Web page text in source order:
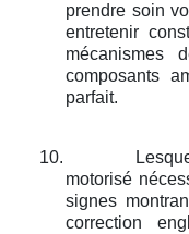
prendre soin
entretenir
mécanismes
composants
parfait.
10.
motorisé
signes
correction